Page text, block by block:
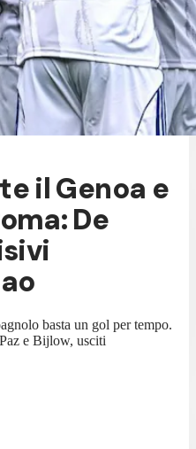
il Genoa e
De
basta un gol per tempo.
e Bijlow, usciti